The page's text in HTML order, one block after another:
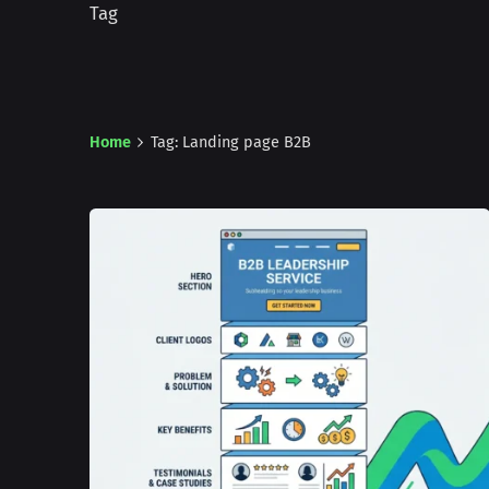
Tag
Home Tag: Landing page B2B